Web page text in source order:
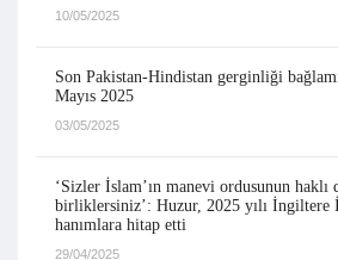
10/05/2025
Son Pakistan-Hindistan gerginliği
Mayıs 2025
03/05/2025
‘Sizler İslam’ın manevi ordusunun haklı
birliklersiniz’: Huzur, 2025 yılı İngiltere
hanımlara hitap etti
29/04/2025